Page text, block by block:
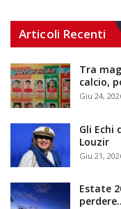
Articoli Recenti
Tra
calcio,
Giu 24,
Gli Echi
Louzir
Giu 21,
Estate